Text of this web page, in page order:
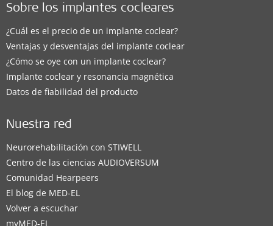
Sobre los implantes cocleares
¿Cuál es el precio de un implante coclear?
Ventajas y desventajas del implante coclear
¿Cómo se oye con un implante coclear?
Implante coclear y resonancia magnética
Datos de fiabilidad del producto
Nuestra red
Neurorehabilitación con STIWELL
Centro de las ciencias AUDIOVERSUM
Comunidad Hearpeers
El blog de MED-EL
Volver a escuchar
myMED‑EL